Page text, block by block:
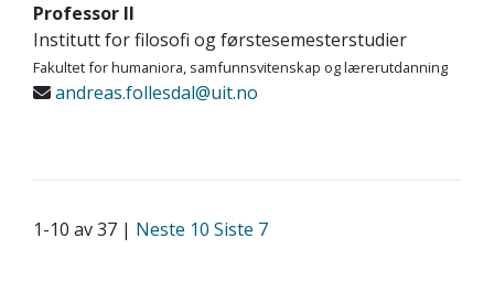
Professor II
Institutt for filosofi og førstesemesterstudier
Fakultet for humaniora, samfunnsvitenskap og lærerutdanning
andreas.follesdal@uit.no
1-10 av 37 | Neste 10 Siste 7